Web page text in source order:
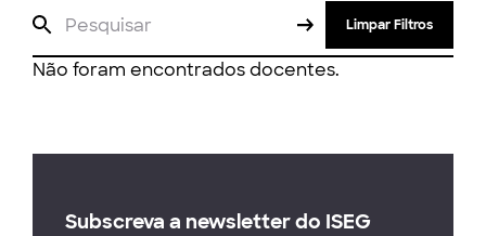
Limpar Filtros
Não foram encontrados docentes.
Subscreva a newsletter do ISEG